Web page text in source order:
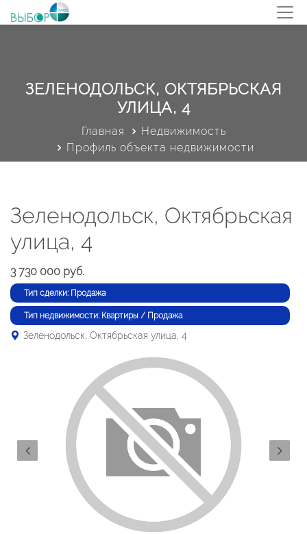
ЗЕЛЕНОДОЛЬСК, ОКТЯБРЬСКАЯ
УЛИЦА, 4
Главная
Недвижимость
Профиль объекта недвижимости
Зеленодольск, Октябрьская
улица, 4
3 730 000 руб.
Тип сделки: Продажа
Тип недвижимости: Квартиры / Продажа
Зеленодольск, Октябрьская улица, 4